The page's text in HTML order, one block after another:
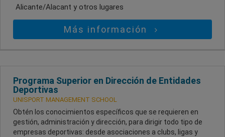
Alicante/Alacant y otros lugares
Más información
Programa Superior en Dirección de Entidades
Deportivas
UNISPORT MANAGEMENT SCHOOL
Obtén los conocimientos específicos que se requieren en
gestión, administración y dirección, para dirigir todo tipo de
empresas deportivas: desde asociaciones a clubs, ligas y